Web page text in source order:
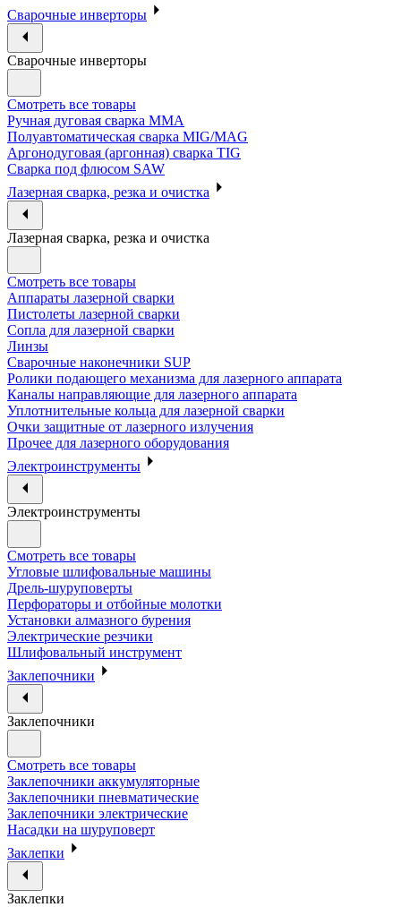
Сварочные инверторы
Сварочные инверторы
Смотреть все товары
Ручная дуговая сварка MMA
Полуавтоматическая сварка MIG/MAG
Аргонодуговая (аргонная) сварка TIG
Сварка под флюсом SAW
Лазерная сварка, резка и очистка
Лазерная сварка, резка и очистка
Смотреть все товары
Аппараты лазерной сварки
Пистолеты лазерной сварки
Сопла для лазерной сварки
Линзы
Сварочные наконечники SUP
Ролики подающего механизма для лазерного аппарата
Каналы направляющие для лазерного аппарата
Уплотнительные кольца для лазерной сварки
Очки защитные от лазерного излучения
Прочее для лазерного оборудования
Электроинструменты
Электроинструменты
Смотреть все товары
Угловые шлифовальные машины
Дрель-шуруповерты
Перфораторы и отбойные молотки
Установки алмазного бурения
Электрические резчики
Шлифовальный инструмент
Заклепочники
Заклепочники
Смотреть все товары
Заклепочники аккумуляторные
Заклепочники пневматические
Заклепочники электрические
Насадки на шуруповерт
Заклепки
Заклепки